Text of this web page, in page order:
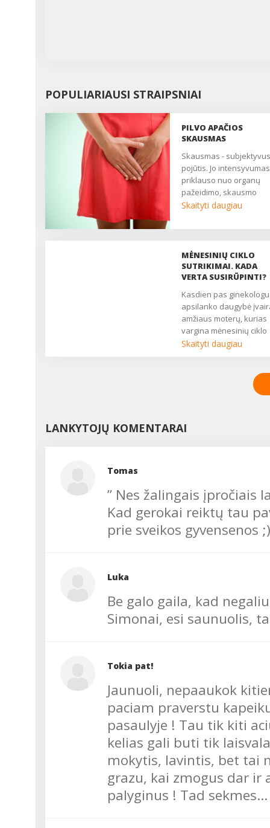
POPULIARIAUSI STRAIPSNIAI
PILVO APAČIOS
SKAUSMAS
Skausmas - subjektyvus
pojūtis. Jo intensyvumas
priklauso nuo organų
pažeidimo, skausmo
slenksčio, centrinės
skausmą, kuris trukdo
gyventi, pailsėti, užmigti.
yra pagrindinis daugelio
ginekologinių ligų
simptomas. Nukenčia
asmeninis, socialinis ir
seksualinis gyvenimas,
moteris atrodo liguistai
nuolat pavargusi....
Skaityti daugiau
MĖNESINIŲ CIKLO
SUTRIKIMAI. KADA
VERTA SUSIRŪPINTI?
Kasdien pas ginekologus
apsilanko daugybė
amžiaus moterų, kurias
vargina mėnesinių ciklo
sutrikimai. Kartais gali
menstruacijos sutrinka.
Kiekviena moteris bent
didelio pavojaus, tačiau
Kalbamės su akušere-
ginekologe Vita
JAUNIŠKIENE....
Skaityti daugiau
LANKYTOJŲ KOMENTARAI
Tomas
’’ Nes žalingais įpročiais
Kad gerokai reiktų tau
prie sveikos gyvensenos
Luka
Be galo gaila, kad
Simonai, esi saunuolis,
Tokia pat!
Jaunuoli, nepaaukok
paciam praverstu
pasaulyje ! Tau tik kiti
kelias gali buti tik
mokytis, lavintis, bet tai
grazu, kai zmogus dar ir
palyginus ! Tad sekmes...